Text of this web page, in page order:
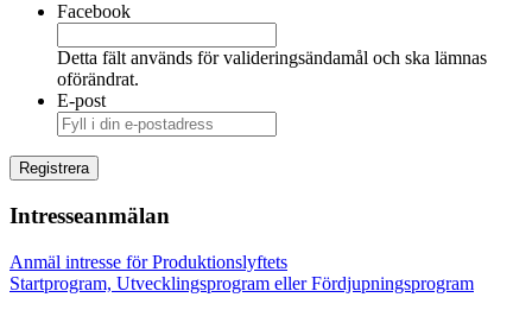
Facebook
Detta fält används för valideringsändamål och ska lämnas
oförändrat.
E-post
Intresseanmälan
Anmäl intresse för Produktionslyftets
Startprogram, Utvecklingsprogram eller Fördjupningsprogram